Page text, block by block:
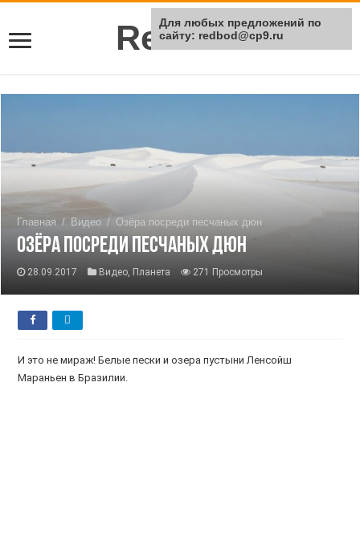
Rei Red
Главная / Видео / Озёра посреди песчаных дюн
Озёра посреди песчаных дюн
28.09.2017 Видео, Планета 271 Просмотры
И это не мираж! Белые пески и озера пустыни Ленсойш
Мараньен в Бразилии.
Для любых предложений по
сайту: redbod@cp9.ru